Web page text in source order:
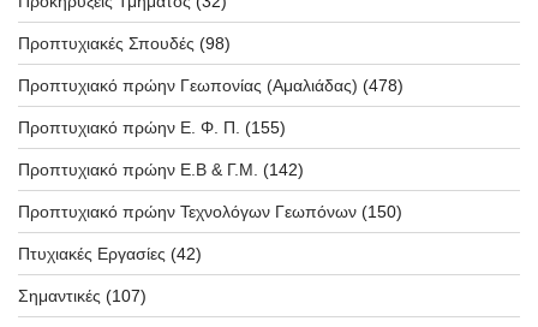
Προπτυχιακές Σπουδές (98)
Προπτυχιακό πρώην Γεωπονίας (Αμαλιάδας) (478)
Προπτυχιακό πρώην Ε. Φ. Π. (155)
Προπτυχιακό πρώην Ε.Β & Γ.Μ. (142)
Προπτυχιακό πρώην Τεχνολόγων Γεωπόνων (150)
Πτυχιακές Εργασίες (42)
Σημαντικές (107)